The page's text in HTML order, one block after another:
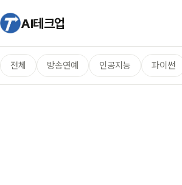
AI테크업
전체 방송연예 인공지능 파이썬